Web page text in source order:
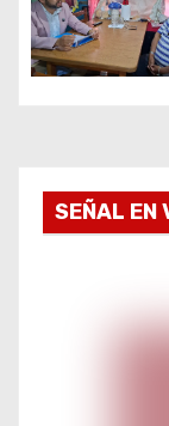
e
r
a
SEÑAL EN